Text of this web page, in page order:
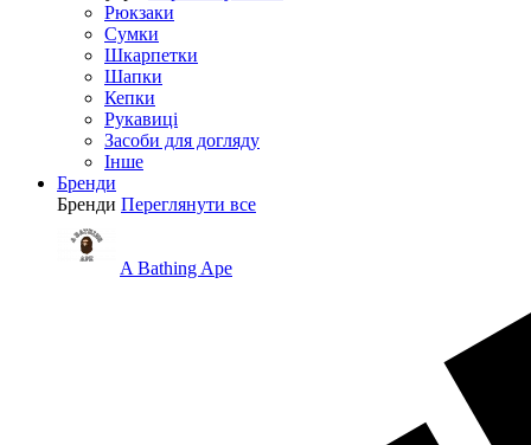
Рюкзаки
Сумки
Шкарпетки
Шапки
Кепки
Рукавиці
Засоби для догляду
Інше
Бренди
Бренди Переглянути все
A Bathing Ape